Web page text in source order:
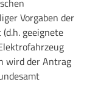
Vorgaben der
geeignete
wird der Antrag